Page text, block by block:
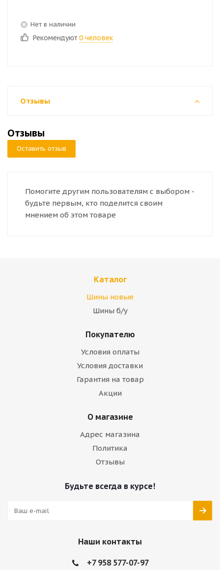
Нет в наличии
Рекомендуют 0 человек
Отзывы
Отзывы
Оставить отзыв
Помогите другим пользователям с выбором -
будьте первым, кто поделится своим
мнением об этом товаре
Каталог
Шины новые
Шины б/у
Покупателю
Условия оплаты
Условия доставки
Гарантия на товар
Акции
О магазине
Адрес магазина
Политика
Отзывы
Будьте всегда в курсе!
Наши контакты
+7 958 577-07-97